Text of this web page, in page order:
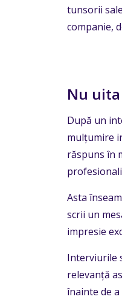
tunsorii
companie,
Nu
După un
mulțumire
răspuns în
Asta
scrii un
impresie
Interviurile
relevanță
înainte de